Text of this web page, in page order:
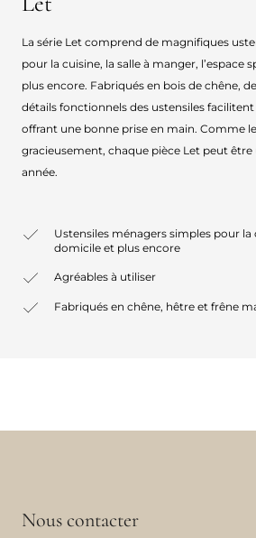
La série Let comprend de magnifiques
pour la cuisine, la salle à manger, l’espace
plus encore. Fabriqués en bois de chêne,
détails fonctionnels des ustensiles
offrant une bonne prise en main. Comme
gracieusement, chaque pièce Let peut être
année.
Ustensiles ménagers simples pour la
domicile et plus encore
Agréables à utiliser
Fabriqués en chêne, hêtre et frêne
Nous contacter